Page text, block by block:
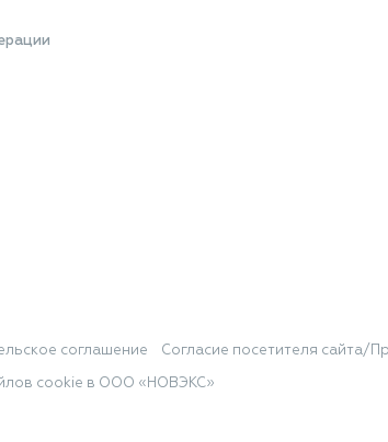
соглашение Согласие посетителя сайта/
cookie в ООО «НОВЭКС»